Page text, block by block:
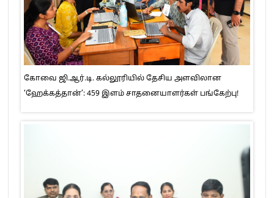
கோவை ஜி.ஆர்.டி. கல்லூரியில் தேசிய அளவிலான
‘ஹேக்கத்தான்’: 459 இளம் சாதனையாளர்கள் பங்கேற்பு!